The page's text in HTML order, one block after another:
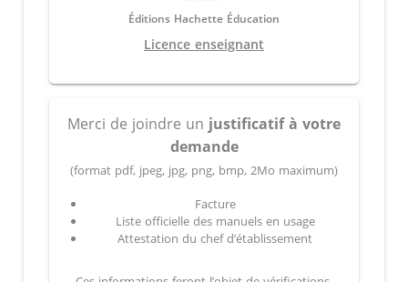
Éditions Hachette Éducation
Licence enseignant
Merci de joindre un justificatif à votre
demande
(format pdf, jpeg, jpg, png, bmp, 2Mo maximum)
Facture
Liste officielle des manuels en usage
Attestation du chef d’établissement